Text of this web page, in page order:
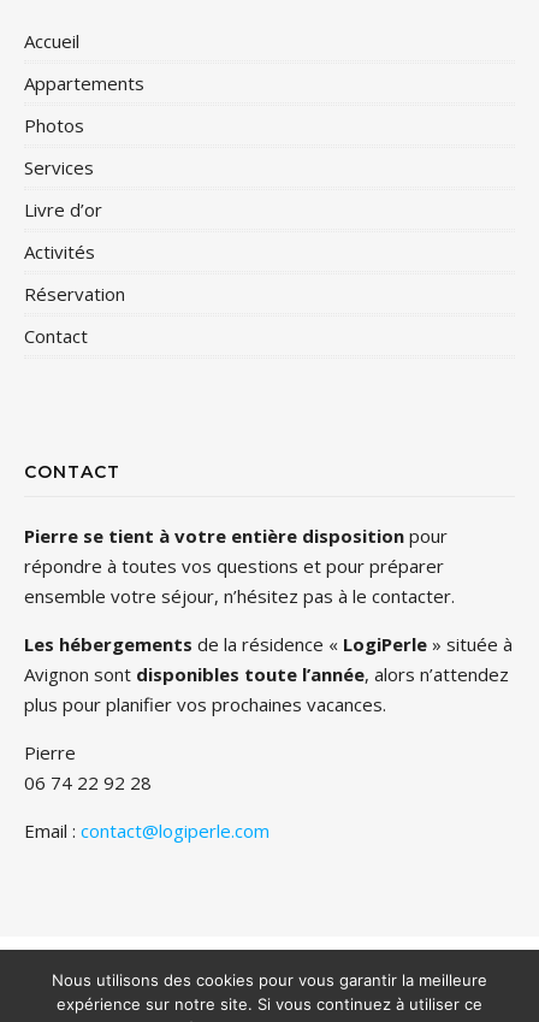
Accueil
Appartements
Photos
Services
Livre d’or
Activités
Réservation
Contact
CONTACT
Pierre se tient à votre entière disposition pour
répondre à toutes vos questions et pour préparer
ensemble votre séjour, n’hésitez pas à le contacter.
Les hébergements de la résidence « LogiPerle » située à
Avignon sont disponibles toute l’année, alors n’attendez
plus pour planifier vos prochaines vacances.
Pierre
06 74 22 92 28
Email : contact@logiperle.com
Copyright 2022 - Tous droits réservés - Logiperle -Mentions
légales
Nous utilisons des cookies pour vous garantir la meilleure
expérience sur notre site. Si vous continuez à utiliser ce